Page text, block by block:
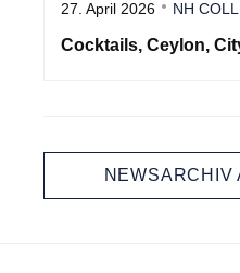
27. April 2026 NH
Cocktails, Ceylon,
NEWSARCHIV